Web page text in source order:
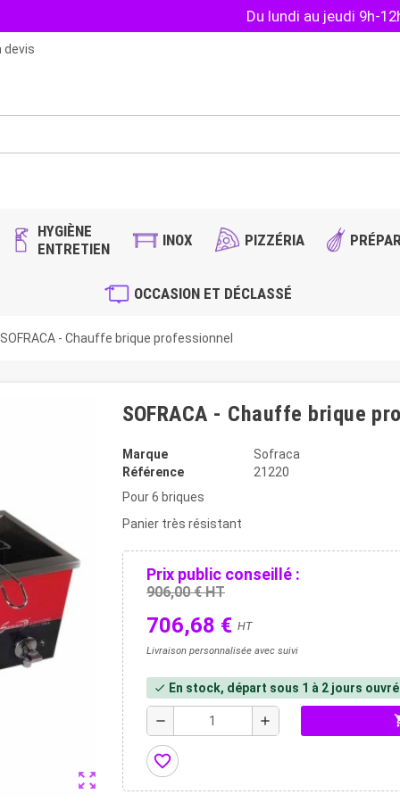
Du lundi au jeudi 9h-
devis
HYGIÈNE
ENTRETIEN
INOX PIZZÉRIA
OCCASION ET DÉCLASSÉ
SOFRACA - Chauffe brique professionnel
zoom_out_map
SOFRACA - Chauffe brique
Marque
Sofraca
Référence
21220
Pour 6 briques
Panier très résistant
Prix public conseillé :
906,00 € HT
706,68 € HT
Livraison personnalisée avec suivi
check En stock, départ sous 1 à 2 jours
remove add
favorite_border